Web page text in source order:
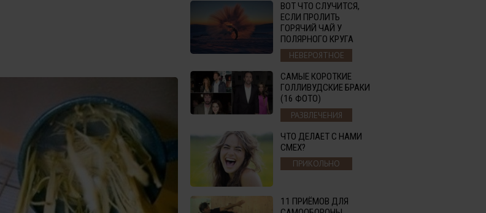
ВОТ ЧТО СЛУЧИТСЯ,
ЕСЛИ ПРОЛИТЬ
ГОРЯЧИЙ ЧАЙ У
ПОЛЯРНОГО КРУГА
НЕВЕРОЯТНОЕ
САМЫЕ КОРОТКИЕ
ГОЛЛИВУДСКИЕ БРАКИ
(16 ФОТО)
РАЗВЛЕЧЕНИЯ
ЧТО ДЕЛАЕТ С НАМИ
СМЕХ?
ПРИКОЛЬНО
11 ПРИЁМОВ ДЛЯ